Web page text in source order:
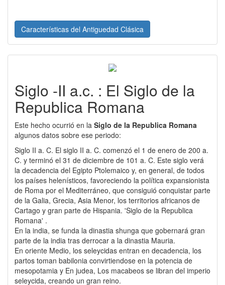
Características del Antiguedad Clásica
Siglo -II a.c. : El Siglo de la
Republica Romana
Este hecho ocurrió en la Siglo de la Republica Romana
algunos datos sobre ese periodo:
Siglo II a. C. El siglo II a. C. comenzó el 1 de enero de 200 a.
C. y terminó el 31 de diciembre de 101 a. C. Este siglo verá
la decadencia del Egipto Ptolemaico y, en general, de todos
los países helenísticos, favoreciendo la política expansionista
de Roma por el Mediterráneo, que consiguió conquistar parte
de la Galia, Grecia, Asia Menor, los territorios africanos de
Cartago y gran parte de Hispania. 'Siglo de la Republica
Romana' .
En la india, se funda la dinastia shunga que gobernará gran
parte de la india tras derrocar a la dinastia Mauria.
En oriente Medio, los seleycidas entran en decadencia, los
partos toman babilonia convirtiendose en la potencia de
mesopotamia y En judea, Los macabeos se libran del imperio
seleycida, creando un gran reino.